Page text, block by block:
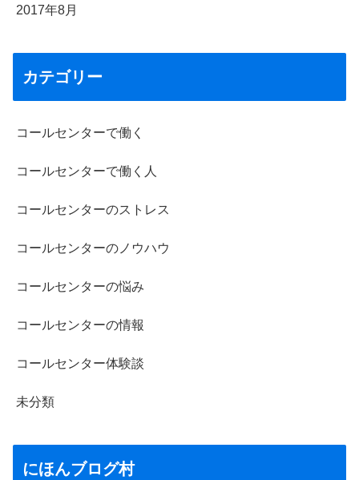
2017年8月
カテゴリー
コールセンターで働く
コールセンターで働く人
コールセンターのストレス
コールセンターのノウハウ
コールセンターの悩み
コールセンターの情報
コールセンター体験談
未分類
にほんブログ村